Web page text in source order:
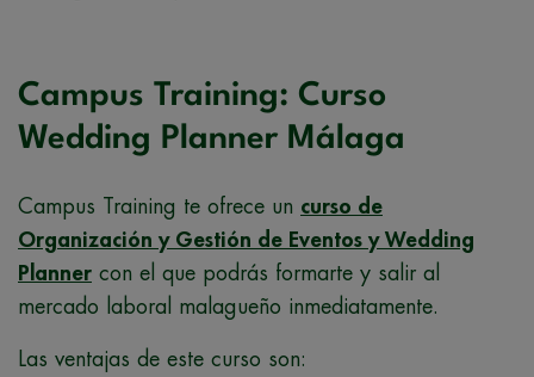
Campus Training: Curso
Wedding Planner Málaga
Campus Training te ofrece un curso de
Organización y Gestión de Eventos y Wedding
Planner con el que podrás formarte y salir al
mercado laboral malagueño inmediatamente.
Las ventajas de este curso son: